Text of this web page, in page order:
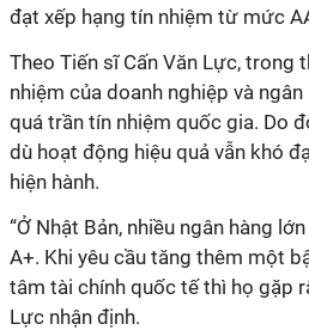
đạt xếp hạng tín nhiệm từ mức
Theo Tiến sĩ Cấn Văn Lực, trong
nhiệm của doanh nghiệp và
quá trần tín nhiệm quốc gia. Do
dù hoạt động hiệu quả vẫn khó
hiện hành.
“Ở Nhật Bản, nhiều ngân hàng
A+. Khi yêu cầu tăng thêm một
tâm tài chính quốc tế thì họ gặp
Lực nhận định.